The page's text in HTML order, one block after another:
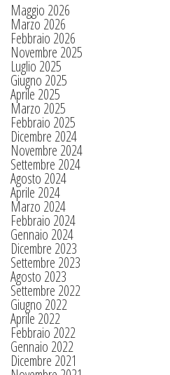
Maggio 2026
Marzo 2026
Febbraio 2026
Novembre 2025
Luglio 2025
Giugno 2025
Aprile 2025
Marzo 2025
Febbraio 2025
Dicembre 2024
Novembre 2024
Settembre 2024
Agosto 2024
Aprile 2024
Marzo 2024
Febbraio 2024
Gennaio 2024
Dicembre 2023
Settembre 2023
Agosto 2023
Settembre 2022
Giugno 2022
Aprile 2022
Febbraio 2022
Gennaio 2022
Dicembre 2021